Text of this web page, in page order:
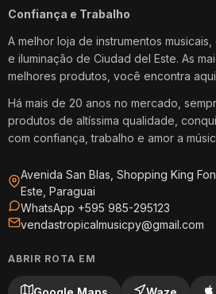
Confiança e Trabalho
A melhor loja de instrumentos
e iluminação de Ciudad del Este. As
melhores produtos, você encontra
Há mais de 20 anos no mercado,
produtos de altíssima qualidade,
com confiança, trabalho e amor a
Avenida San Blas, Shopping King
Este, Paraguai
WhatsApp +595 985-295123
vendastropicalmusicpy@gmail.com
ABRIR ROTA EM